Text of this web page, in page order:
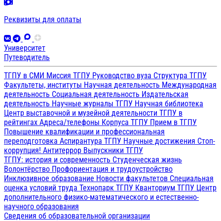
Реквизиты для оплаты
Университет
Путеводитель
ТГПУ в СМИ Миссия ТГПУ Руководство вуза Структура ТГПУ
Факультеты, институты Научная деятельность Международная
деятельность Социальная деятельность Издательская
деятельность Научные журналы ТГПУ Научная библиотека
Центр выставочной и музейной деятельности ТГПУ в
рейтингах Адреса/телефоны Корпуса ТГПУ Прием в ТГПУ
Повышение квалификации и профессиональная
переподготовка Аспирантура ТГПУ Научные достижения Стоп-
коррупция! Антитеррор Выпускники ТГПУ
ТГПУ: история и современность Студенческая жизнь
Волонтёрство Профориентация и трудоустройство
Инклюзивное образование Новости факультетов Специальная
оценка условий труда Технопарк ТГПУ Кванториум ТГПУ Центр
дополнительного физико-математического и естественно-
научного образования
Сведения об образовательной организации